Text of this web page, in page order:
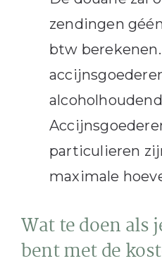
zendingen
btw
particulieren
maximale
Wat te doen als
bent met de